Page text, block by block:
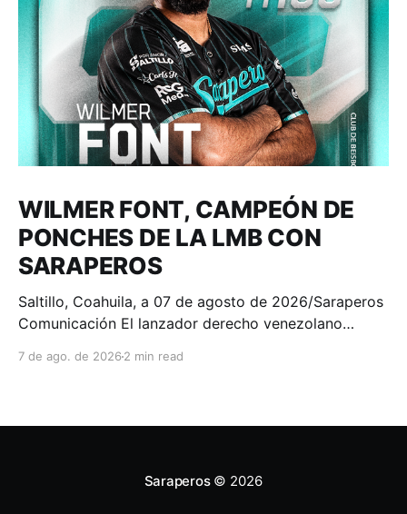
WILMER FONT, CAMPEÓN DE
PONCHES DE LA LMB CON
SARAPEROS
Saltillo, Coahuila, a 07 de agosto de 2026/Saraperos
Comunicación El lanzador derecho venezolano
ponches de la Liga Mexicana de Beisbol Banorte, al
7 de ago. de 2026 2 min read
Saraperos© 2026